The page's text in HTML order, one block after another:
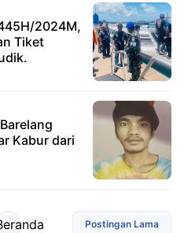
2024M,
Tiket
Kabur dari
Postingan Lama